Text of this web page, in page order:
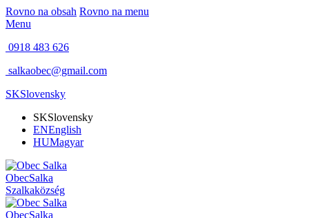
Rovno na obsah Rovno na menu
Menu
0918 483 626
salkaobec@gmail.com
SKSlovensky
SKSlovensky
ENEnglish
HUMagyar
ObecSalka
Szalkaközség
ObecSalka